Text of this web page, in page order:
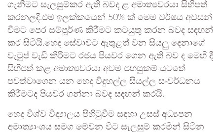
ගැනීමට සැලසුම්කර ඇති බවද ළ අමාත්‍යවරයා සිහිපත්
කරනලදි.එම ඉලක්කයෙන් 50% ක් මෙම වර්ෂය අවසන්
වීමට පෙර සම්පූර්ණ කිරීමට කටයුතු කරන බවද සඳහන්
කර සිටියි.හෙද සේවාවට ඇතුළත් වන සියලු දෙනාගේ
වැටුප් වැඩි කිරීමට රජය පියවර ගෙන ඇති බව ද මෙහි දී
සිහිපත් කළ අමාත්‍යවරයා අවම පහසුකම් යටතේ
පවත්වාගෙන යන හෙද විදුහල්ල සියල්ල සංවර්ධනය
කිරීමටද පියවර ගන්නා බවද සඳහන් කරයි.
හෙද විශ්ව විද්‍යාලය පිහිටුවීම සඳහා උසස් අධ්‍යපන
අමාත්‍යාංශය සමග මේවන විට සැලසුම් කරමින් සිටින